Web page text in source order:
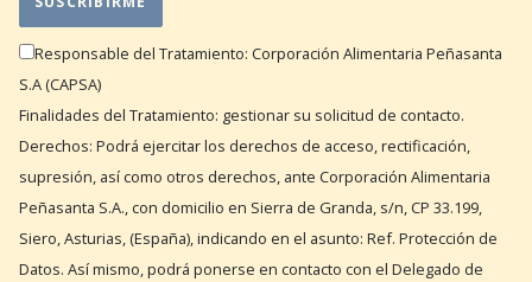
Responsable del Tratamiento: Corporación Alimentaria Peñasanta
S.A (CAPSA)
Finalidades del Tratamiento: gestionar su solicitud de contacto.
Derechos: Podrá ejercitar los derechos de acceso, rectificación,
supresión, así como otros derechos, ante Corporación Alimentaria
Peñasanta S.A., con domicilio en Sierra de Granda, s/n, CP 33.199,
Siero, Asturias, (España), indicando en el asunto: Ref. Protección de
Datos. Así mismo, podrá ponerse en contacto con el Delegado de